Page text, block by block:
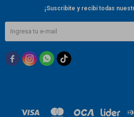
¡Suscribite y recibí todas
  